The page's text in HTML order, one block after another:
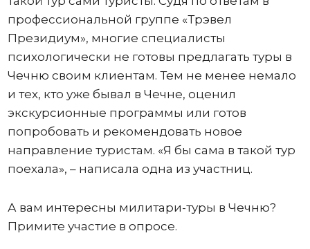
профессиональной группе «Трэвел
Президиум», многие специалисты
психологически не готовы предлагать туры в
Чечню своим клиентам. Тем не менее немало
и тех, кто уже бывал в Чечне, оценил
экскурсионные программы или готов
попробовать и рекомендовать новое
направление туристам. «Я бы сама в такой тур
поехала», – написала одна из участниц.
А вам интересны милитари-туры в Чечню?
Примите участие в опросе.